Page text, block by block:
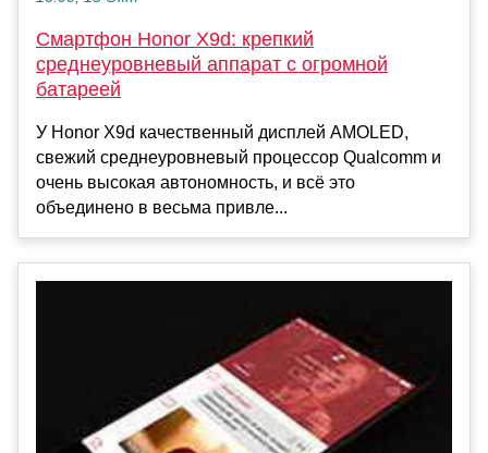
Смартфон Honor X9d: крепкий
среднеуровневый аппарат с огромной
батареей
У Honor X9d качественный дисплей AMOLED,
свежий среднеуровневый процессор Qualcomm и
очень высокая автономность, и всё это
объединено в весьма привле...